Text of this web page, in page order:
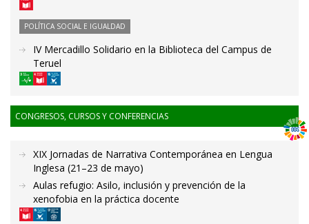
POLÍTICA SOCIAL E IGUALDAD
IV Mercadillo Solidario en la Biblioteca del Campus de
Teruel
CONGRESOS, CURSOS Y CONFERENCIAS
XIX Jornadas de Narrativa Contemporánea en Lengua
Inglesa (21–23 de mayo)
Aulas refugio: Asilo, inclusión y prevención de la
xenofobia en la práctica docente